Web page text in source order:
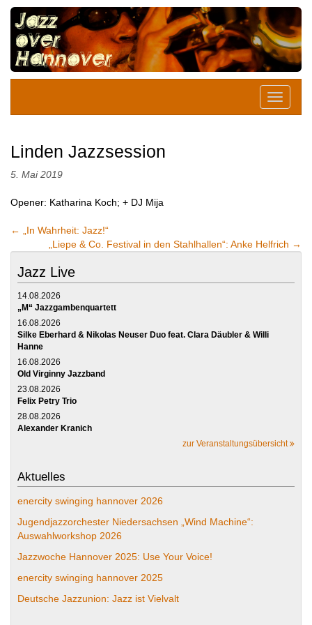
Linden Jazzsession
5. Mai 2019
Opener: Katharina Koch; + DJ Mija
←
„In Wahrheit: Jazz!“
„Liepe & Co. Festival in den Stahlhallen“: Anke Helfrich →
Jazz Live
14.08.2026
„M“ Jazzgambenquartett
16.08.2026
Silke Eberhard & Nikolas Neuser Duo feat. Clara Däubler & Willi
Hanne
16.08.2026
Old Virginny Jazzband
23.08.2026
Felix Petry Trio
28.08.2026
Alexander Kranich
zur Veranstaltungsübersicht
Aktuelles
enercity swinging hannover 2026
Jugendjazzorchester Niedersachsen „Wind Machine“:
Auswahlworkshop 2026
Jazzwoche Hannover 2025: Use Your Voice!
enercity swinging hannover 2025
Deutsche Jazzunion: Jazz ist Vielvalt